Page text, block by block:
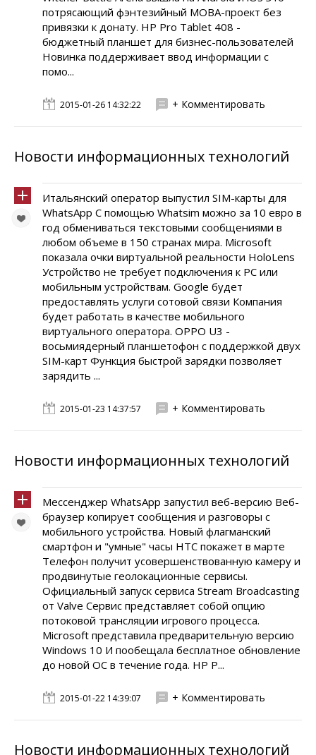
потрясающий фэнтезийный МОВА-проект без
привязки к донату. HP Pro Tablet 408 -
бюджетный планшет для бизнес-пользователей
Новинка поддерживает ввод информации с
помо...
2015-01-26 14:32:22 + Комментировать
Новости информационных технологий
Итальянский оператор выпустил SIM-карты для
WhatsApp С помощью Whatsim можно за 10 евро в
год обмениваться текстовыми сообщениями в
любом объеме в 150 странах мира. Microsoft
показала очки виртуальной реальности HoloLens
Устройство не требует подключения к РС или
мобильным устройствам. Google будет
предоставлять услуги сотовой связи Компания
будет работать в качестве мобильного
виртуального оператора. ОРРО U3 -
восьмиядерный планшетофон с поддержкой двух
SIM-карт Функция быстрой зарядки позволяет
зарядить ...
2015-01-23 14:37:57 + Комментировать
Новости информационных технологий
Мессенджер WhatsApp запустил веб-версию Веб-
браузер копирует сообщения и разговоры с
мобильного устройства. Новый флагманский
смартфон и "умные" часы НТС покажет в марте
Телефон получит усовершенствованную камеру и
продвинутые геолокационные сервисы.
Официальный запуск сервиса Stream Broadcasting
от Valve Сервис представляет собой опцию
потоковой трансляции игрового процесса.
Microsoft представила предварительную версию
Windows 10 И пообещала бесплатное обновление
до новой ОС в течение года. HP P...
2015-01-22 14:39:07 + Комментировать
Новости информационных технологий